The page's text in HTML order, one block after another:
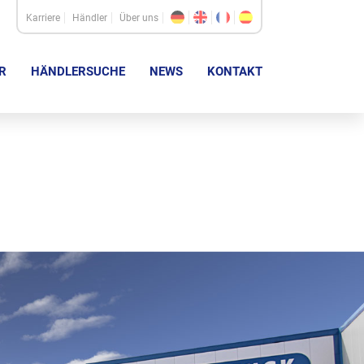
Karriere Händler Über uns
HÄNDLERSUCHE NEWS KONTAKT